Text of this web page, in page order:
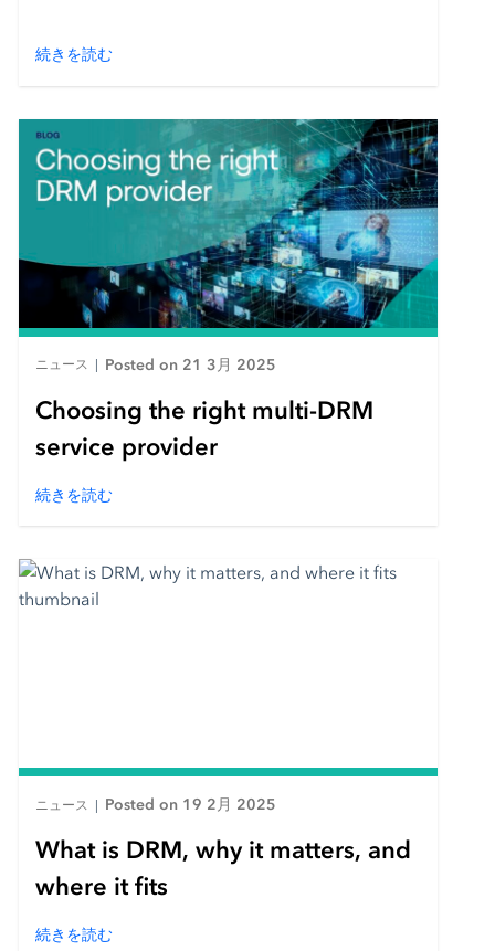
続きを読む
ニュース Posted on 21 3月 2025
Choosing the right multi-DRM
service provider
続きを読む
ニュース | Posted on 19 2月 2025
What is DRM, why it matters, and
where it fits
続きを読む